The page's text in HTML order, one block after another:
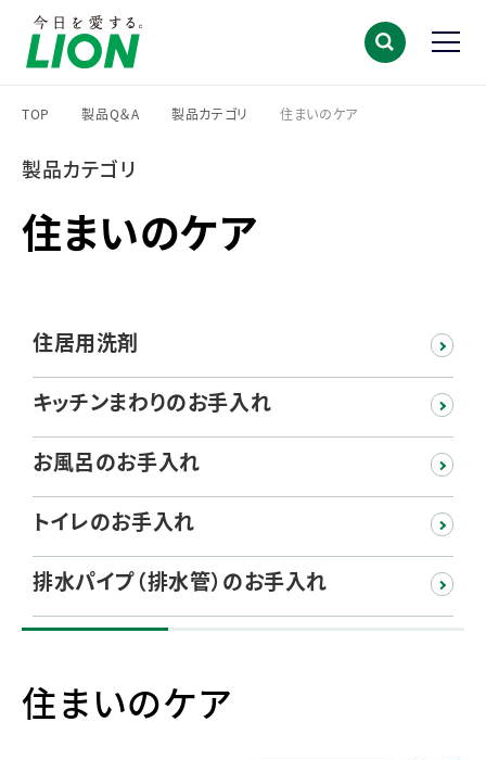
TOP
製品Q＆A
製品カテゴリ
住まいのケア
製品カテゴリ
住まいのケア
住居用洗剤
キッチンまわりのお手入れ
お風呂のお手入れ
トイレのお手入れ
排水パイプ（排水管）のお手入れ
住まいのケア